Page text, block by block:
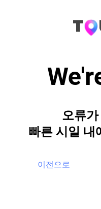
오류
빠른 시일 내
이전으로